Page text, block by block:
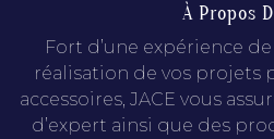
À Propos
Fort d’une expérience
réalisation de vos projets
accessoires, JACE vous
d’expert ainsi que des